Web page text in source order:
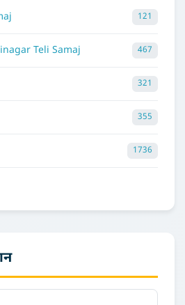
121
Teli Samaj 467
321
355
1736